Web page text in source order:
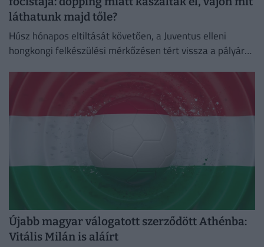
láthatunk majd tőle?
Húsz hónapos eltiltását követően, a Juventus elleni
hongkongi felkészülési mérkőzésen tért vissza a pályára
Újabb magyar válogatott szerződött Athénba:
Vitális Milán is aláírt